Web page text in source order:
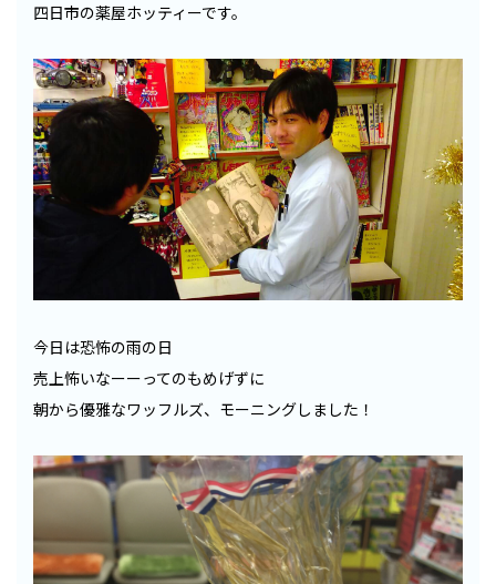
四日市の薬屋ホッティーです。
今日は恐怖の雨の日
売上怖いなーーってのもめげずに
朝から優雅なワッフルズ、モーニングしました！